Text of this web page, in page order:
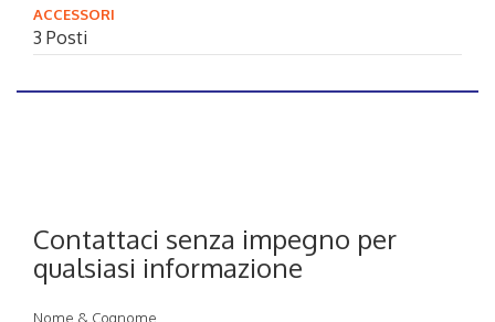
ACCESSORI
3 Posti
Contattaci senza impegno per
qualsiasi informazione
Nome & Cognome